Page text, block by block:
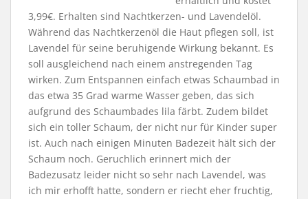
3,99€. Erhalten sind Nachtkerzen- und Lavendelöl.
Während das Nachtkerzenöl die Haut pflegen soll, ist
Lavendel für seine beruhigende Wirkung bekannt. Es
soll ausgleichend nach einem anstregenden Tag
wirken. Zum Entspannen einfach etwas Schaumbad in
das etwa 35 Grad warme Wasser geben, das sich
aufgrund des Schaumbades lila färbt. Zudem bildet
sich ein toller Schaum, der nicht nur für Kinder super
ist. Auch nach einigen Minuten Badezeit hält sich der
Schaum noch. Geruchlich erinnert mich der
Badezusatz leider nicht so sehr nach Lavendel, was
ich mir erhofft hatte, sondern er riecht eher fruchtig,